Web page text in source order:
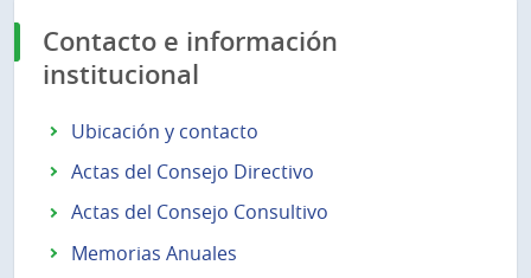
Contacto e información
institucional
Ubicación y contacto
Actas del Consejo Directivo
Actas del Consejo Consultivo
Memorias Anuales